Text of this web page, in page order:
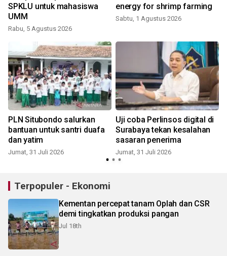
SPKLU untuk mahasiswa
UMM
Rabu, 5 Agustus 2026
energy for shrimp farming
Sabtu, 1 Agustus 2026
PLN Situbondo salurkan
bantuan untuk santri duafa
dan yatim
Jumat, 31 Juli 2026
Uji coba Perlinsos digital di
Surabaya tekan kesalahan
sasaran penerima
Jumat, 31 Juli 2026
Terpopuler - Ekonomi
Kementan percepat tanam Oplah dan CSR
demi tingkatkan produksi pangan
Jul 18th